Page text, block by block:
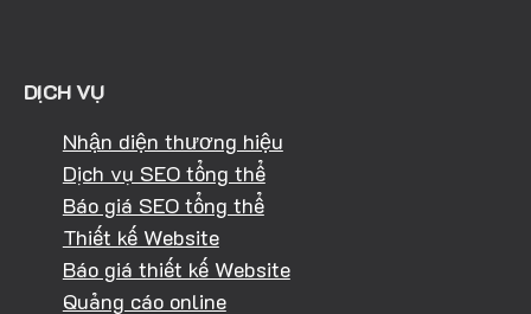
DỊCH VỤ
Nhận diện thương hiệu
Dịch vụ SEO tổng thể
Báo giá SEO tổng thể
Thiết kế Website
Báo giá thiết kế Website
Quảng cáo online